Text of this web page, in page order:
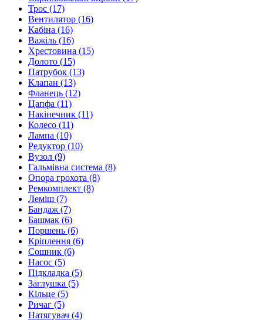
Трос (17)
Вентилятор (16)
Кабіна (16)
Важіль (16)
Хрестовина (15)
Долото (15)
Патрубок (13)
Клапан (13)
Фланець (12)
Цапфа (11)
Накінечник (11)
Колесо (11)
Лампа (10)
Редуктор (10)
Вузол (9)
Гальмівна система (8)
Опора грохота (8)
Ремкомплект (8)
Леміш (7)
Бандаж (7)
Башмак (6)
Поршень (6)
Кріплення (6)
Сошник (6)
Насос (5)
Підкладка (5)
Заглушка (5)
Кільце (5)
Ричаг (5)
Натягувач (4)